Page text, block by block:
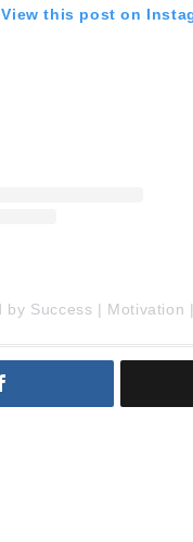
View this post on